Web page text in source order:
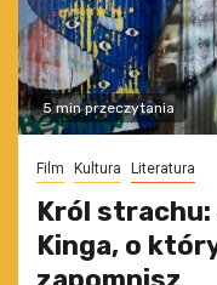
5 min przeczytania
Film Kultura Literatura
Król strachu:
Kinga, o